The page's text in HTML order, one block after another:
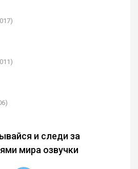
и следи за
мира озвучки